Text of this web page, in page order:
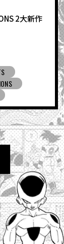
2大新作